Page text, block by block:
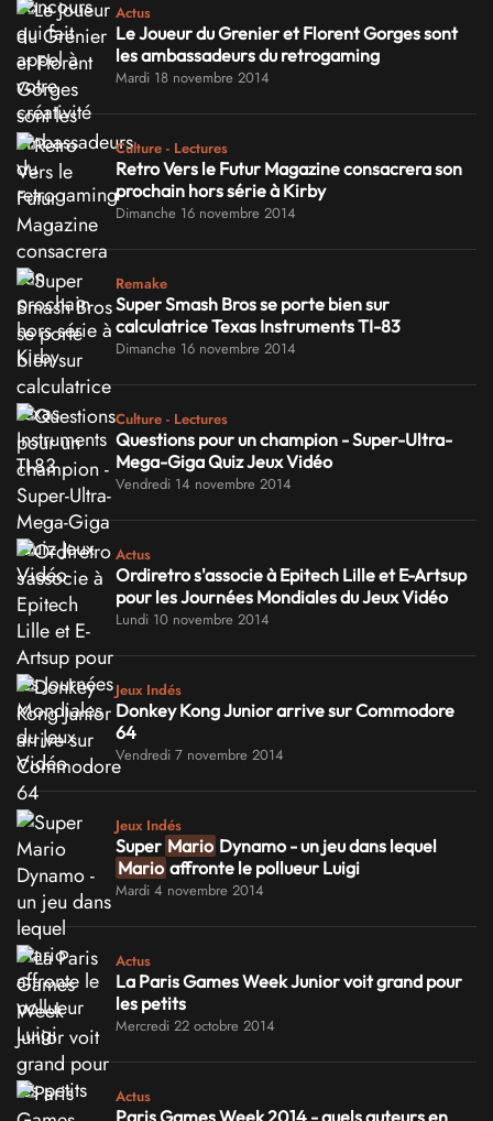
Actus
Le Joueur du Grenier et Florent Gorges sont
les ambassadeurs du retrogaming
Mardi 18 novembre 2014
Culture - Lectures
Retro Vers le Futur Magazine consacrera son
prochain hors série à Kirby
Dimanche 16 novembre 2014
Remake
Super Smash Bros se porte bien sur
calculatrice Texas Instruments TI-83
Dimanche 16 novembre 2014
Culture - Lectures
Questions pour un champion - Super-Ultra-
Mega-Giga Quiz Jeux Vidéo
Vendredi 14 novembre 2014
Actus
Ordiretro s'associe à Epitech Lille et E-Artsup
pour les Journées Mondiales du Jeux Vidéo
Lundi 10 novembre 2014
Jeux Indés
Donkey Kong Junior arrive sur Commodore
64
Vendredi 7 novembre 2014
Jeux Indés
Super Mario Dynamo - un jeu dans lequel
Mario affronte le pollueur Luigi
Mardi 4 novembre 2014
Actus
La Paris Games Week Junior voit grand pour
les petits
Mercredi 22 octobre 2014
Actus
Paris Games Week 2014 - quels auteurs en